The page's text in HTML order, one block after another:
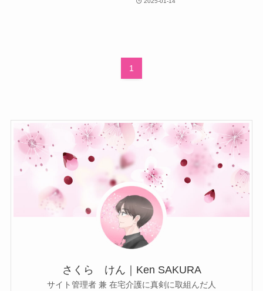
1
さくら けん｜Ken SAKURA
サイト管理者 兼 在宅介護に真剣に取組んだ人